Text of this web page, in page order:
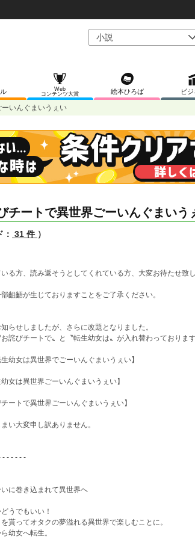
Web
コンテンツ大賞
絵本ひろば ビジ
いんぐまいうぇい
チートで異世界ごーいんぐまいう
： 31 件 ）
る方、読み返そうとしてくれている方、大変お待たせ致し
齟齬が生じておりますことをご了承ください。
らせしましたが、さらに改題となりました。
詫びチートで〟と〝転生幼女は〟が入れ替わっております
幼女は異世界でごーいんぐまいうぇい】
女は異世界ごーいんぐまいうぇい】
ートで異世界ごーいんぐまいうぇい】
い大変申し訳ありません。
- - - - - -
に巻き込まれて異世界へ
うでもいい！
貰ってオタクの夢溢れる異世界で楽しむことに。
幼女へ転生。